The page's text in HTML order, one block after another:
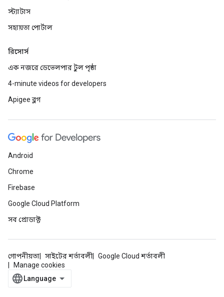
স্ট্যাটাস
সহায়তা পোর্টাল
রিসোর্স
এক নজরে ডেভেলপার টুল পৃষ্ঠা
4-minute videos for developers
Apigee ব্লগ
Android
Chrome
Firebase
Google Cloud Platform
সব প্রোডাক্ট
গোপনীয়তা সাইটের শর্তাবলী
Google Cloud শর্তাবলী
Manage cookies